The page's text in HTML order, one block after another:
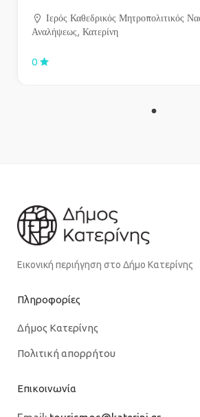
Ιερός Καθεδρικός Μητροπολιτικός
Αναλήψεως, Κατερίνη
0
Εικονική περιήγηση στο Δήμο Κατερίνης
Πληροφορίες
Δήμος Κατερίνης
Πολιτική απορρήτου
Επικοινωνία